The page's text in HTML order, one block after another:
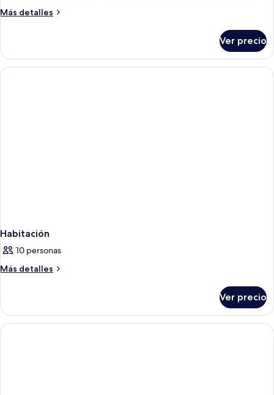
Más detalles
Más
Villa
Ver precio
Habitación
10 personas
Más detalles
Más
Ver precio